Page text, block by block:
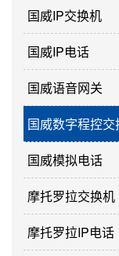
国威IP交换机
国威IP电话
国威语音网关
国威数字程控交
国威模拟电话
摩托罗拉交换机
摩托罗拉IP电话